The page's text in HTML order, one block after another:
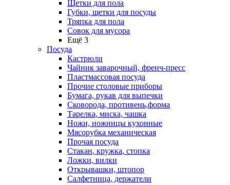
Щетки для пола
Губки, щетки для посуды
Тряпка для пола
Совок для мусора
Ещё 3
Посуда
Кастрюли
Чайник заварочный, френч-пресс
Пластмассовая посуда
Прочие столовые приборы
Бумага, рукав для выпечки
Сковорода, противень,форма
Тарелка, миска, чашка
Ножи, ножницы кухонные
Мясорубка механическая
Прочая посуда
Стакан, кружка, стопка
Ложки, вилки
Открывашки, штопор
Салфетница, держатели